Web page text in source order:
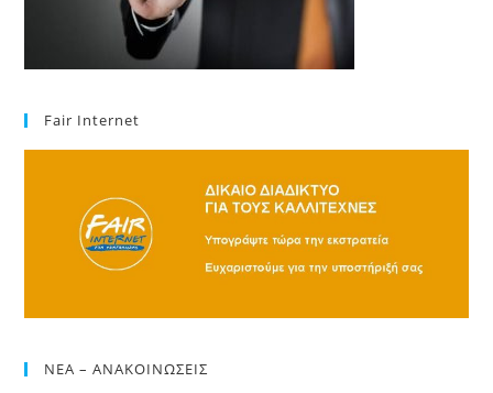
Fair Internet
ΝΕΑ – ΑΝΑΚΟΙΝΩΣΕΙΣ